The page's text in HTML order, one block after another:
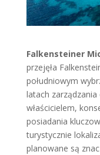
Falkensteiner
przejęła
południowym
latach
właścicielem,
posiadania
turystycznie
planowane są